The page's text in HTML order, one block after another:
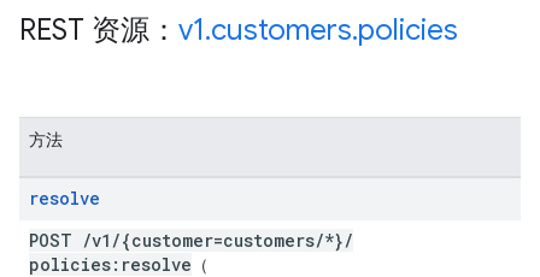
REST 资源： v1.customers.policies
方法
resolve
POST /v1 /{customer=customers/*}/
policies:resolve （